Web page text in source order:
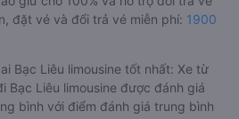
đặt vé và đổi trả vé miễn phí: 1900
Bạc Liêu limousine tốt nhất: Xe từ
Bạc Liêu limousine được đánh giá
bình với điểm đánh giá trung bình